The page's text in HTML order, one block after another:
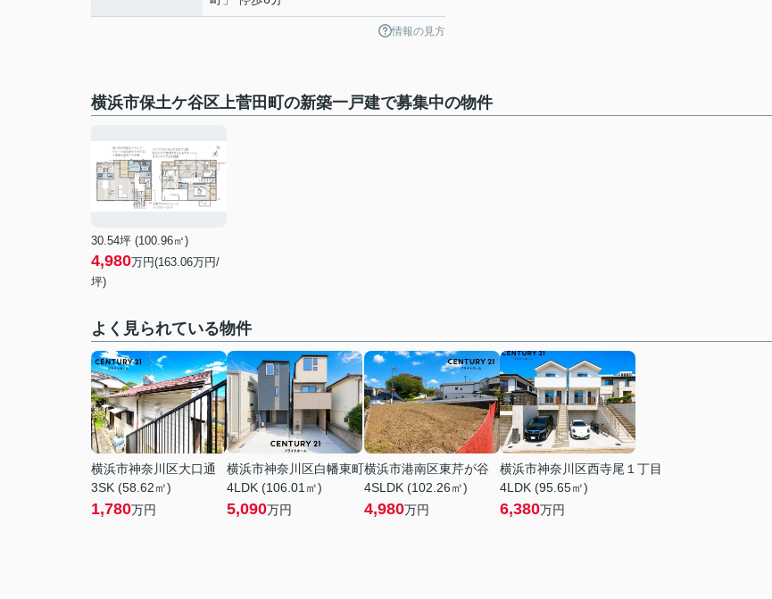
情報の見方
横浜市保土ケ谷区上菅田町の新築一戸建で募集中の物件
30.54坪 (100.96㎡)
4,980万円(163.06万円/
坪)
よく見られている物件
横浜市神奈川区大口通
3SK (58.62㎡)
1,780万円
横浜市神奈川区白幡東町
4LDK (106.01㎡)
5,090万円
横浜市港南区東芹が谷
4SLDK (102.26㎡)
4,980万円
横浜市神奈川区西寺尾１丁目
4LDK (95.65㎡)
6,380万円